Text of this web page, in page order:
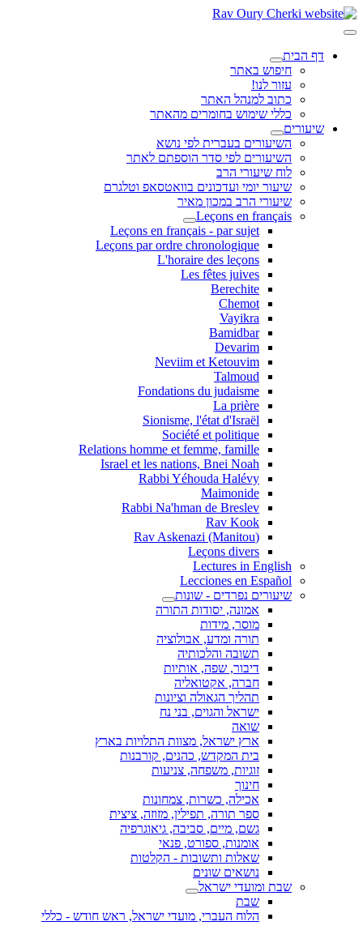
דף הבית
חיפוש באתר
עזור לנו!
כתוב למנהל האתר
כללי שימוש בחומרים מהאתר
שיעורים
השיעורים בעברית לפי נושא
השיעורים לפי סדר הוספתם לאתר
לוח שיעורי הרב
שיעור יומי ועדכונים בוואטסאפ וטלגרם
שיעורי הרב במכון מאיר
Leçons en français
Leçons en français - par sujet
Leçons par ordre chronologique
L'horaire des leçons
Les fêtes juives
Berechite
Chemot
Vayikra
Bamidbar
Devarim
Neviim et Ketouvim
Talmoud
Fondations du judaisme
La prière
Sionisme, l'état d'Israël
Société et politique
Relations homme et femme, famille
Israel et les nations, Bnei Noah
Rabbi Yéhouda Halévy
Maimonide
Rabbi Na'hman de Breslev
Rav Kook
(Rav Askenazi (Manitou
Leçons divers
Lectures in English
Lecciones en Español
שיעורים נפרדים - שונות
אמונה, יסודות התורה
מוסר, מידות
תורה ומדע, אבולוציה
תשובה והלכותיה
דיבור, שפה, אותיות
חברה, אקטואליה
תהליך הגאולה וציונות
ישראל והגוים, בני נח
שואה
ארץ ישראל, מצוות התלויות בארץ
בית המקדש, כהנים, קורבנות
זוגיות, משפחה, צניעות
חינוך
אכילה, כשרות, צמחונות
ספר תורה, תפילין, מזוזה, ציצית
גשם, מיים, סביבה, גיאוגרפיה
אומנות, ספורט, פנאי
שאלות ותשובות - הקלטות
נושאים שונים
שבת ומועדי ישראל
שבת
הלוח העברי, מועדי ישראל, ראש חודש - כללי